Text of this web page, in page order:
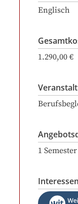
Englisch
1.290,00 €
1 Semester